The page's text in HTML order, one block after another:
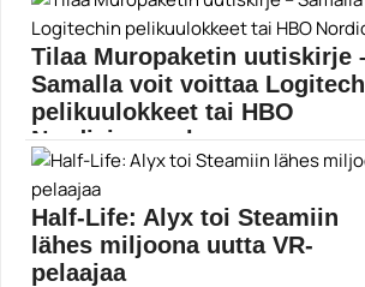
Mobiili
Tilaa Muropaketin uutiskirje
Samalla voit voittaa
pelikuulokkeet tai HBO
Nordicin arvok...
Muropaketissa julkaistaan päivittäin kymmeniä
jotka käsittelevät pelejä,...
Elokuvauutiset
Half-Life: Alyx toi Steamiin
lähes miljoona uutta VR-
pelaajaa